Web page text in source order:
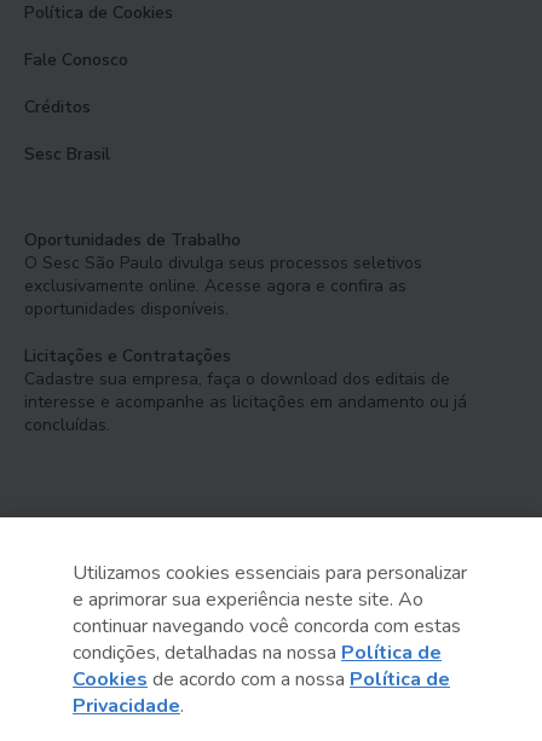
Política de Cookies
Fale Conosco
Créditos
Sesc Brasil
Oportunidades de Trabalho
O Sesc São Paulo divulga seus processos seletivos
exclusivamente online. Acesse agora e confira as
oportunidades disponíveis.
Licitações e Contratações
Cadastre sua empresa, faça o download dos editais de
interesse e acompanhe as licitações em andamento ou já
concluídas.
Serviço Social do Comércio
Administração Regional no Estado de São Paulo
Sesc São Paulo por aí:
Utilizamos cookies essenciais para personalizar
e aprimorar sua experiência neste site. Ao
continuar navegando você concorda com estas
condições, detalhadas na nossa Política de
Cookies de acordo com a nossa Política de
Privacidade.